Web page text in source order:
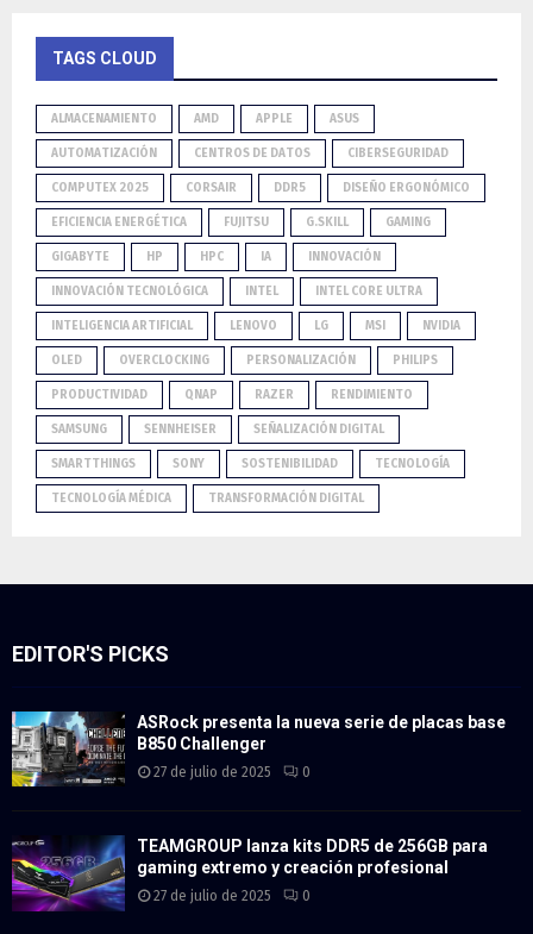
TAGS CLOUD
ALMACENAMIENTO AMD APPLE ASUS
AUTOMATIZACIÓN CENTROS DE DATOS CIBERSEGURIDAD
COMPUTEX 2025 CORSAIR DDR5 DISEÑO ERGONÓMICO
EFICIENCIA ENERGÉTICA FUJITSU G.SKILL GAMING
GIGABYTE HP HPC IA INNOVACIÓN
INNOVACIÓN TECNOLÓGICA INTEL INTEL CORE ULTRA
INTELIGENCIA ARTIFICIAL LENOVO LG MSI NVIDIA
OLED OVERCLOCKING PERSONALIZACIÓN PHILIPS
PRODUCTIVIDAD QNAP RAZER RENDIMIENTO
SAMSUNG SENNHEISER SEÑALIZACIÓN DIGITAL
SMARTTHINGS SONY SOSTENIBILIDAD TECNOLOGÍA
TECNOLOGÍA MÉDICA TRANSFORMACIÓN DIGITAL
EDITOR'S PICKS
ASRock presenta la nueva serie de placas base
B850 Challenger
27 de julio de 2025 0
TEAMGROUP lanza kits DDR5 de 256GB para
gaming extremo y creación profesional
27 de julio de 2025 0